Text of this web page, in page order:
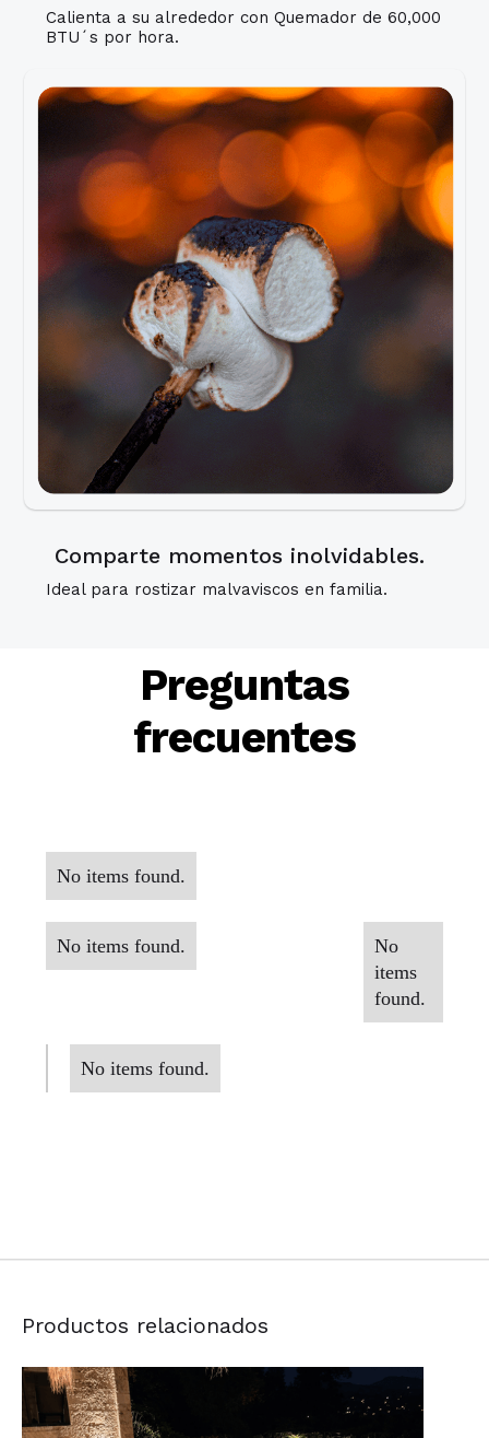
Calienta a su alrededor con Quemador de 60,000
BTU´s por hora.
Comparte momentos inolvidables.
Ideal para rostizar malvaviscos en familia.
Preguntas
frecuentes
No items found.
No items found.
No
items
found.
No items found.
Productos relacionados